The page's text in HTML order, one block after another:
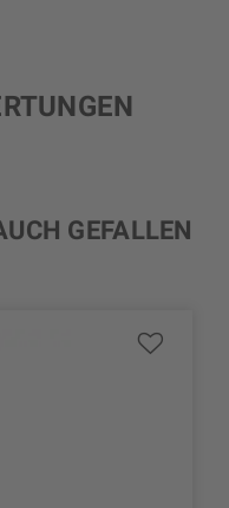
GEFALLEN